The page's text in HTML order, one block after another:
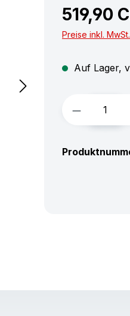
519,90
Preise inkl.
Auf Lager,
Produkt